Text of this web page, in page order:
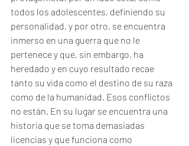
todos los adolescentes, definiendo su
personalidad, y por otro, se encuentra
inmerso en una guerra que no le
pertenece y que, sin embargo, ha
heredado y en cuyo resultado recae
tanto su vida como el destino de su raza
como de la humanidad. Esos conflictos
no están. En su lugar se encuentra una
historia que se toma demasiadas
licencias y que funciona como